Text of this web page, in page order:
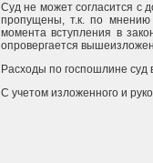
Суд не может согласится с
пропущены, т.к. по мнению
момента вступления в
опровергается
Расходы по госпошлине суд
С учетом изложенного и